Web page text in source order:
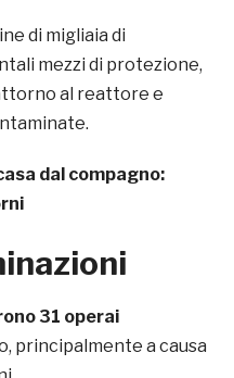
di migliaia di
mezzi di protezione,
al reattore e
dal compagno:
31 operai
principalmente a causa